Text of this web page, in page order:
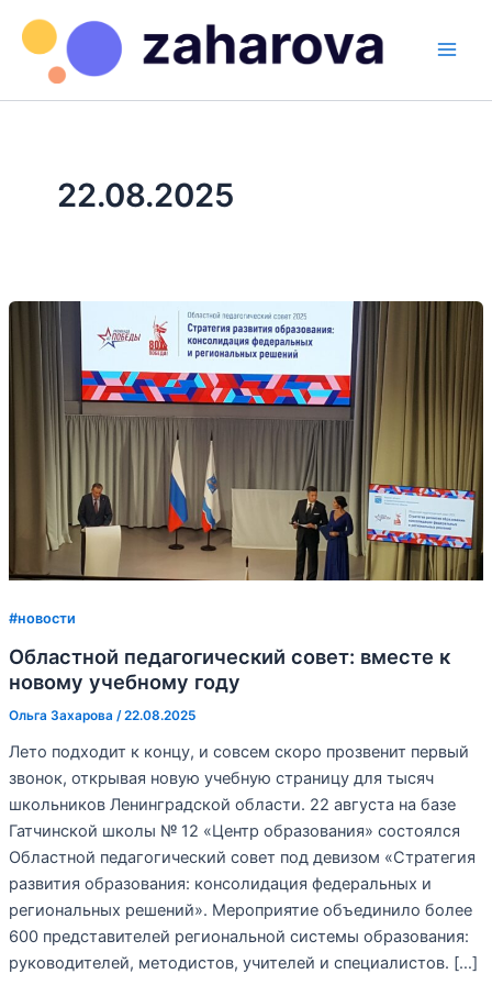
содержимому
22.08.2025
#новости
Областной педагогический совет: вместе к
новому учебному году
Ольга Захарова /22.08.2025
Лето подходит к концу, и совсем скоро прозвенит первый
звонок, открывая новую учебную страницу для тысяч
школьников Ленинградской области. 22 августа на базе
Гатчинской школы № 12 «Центр образования» состоялся
Областной педагогический совет под девизом «Стратегия
развития образования: консолидация федеральных и
региональных решений». Мероприятие объединило более
600 представителей региональной системы образования:
руководителей, методистов, учителей и специалистов. […]